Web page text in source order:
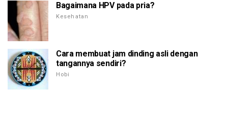
Bagaimana HPV pada pria?
Kesehatan
Cara membuat jam dinding asli dengan
tangannya sendiri?
Hobi